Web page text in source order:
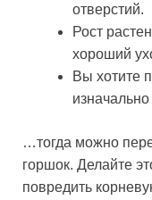
отверстий.
Рост
хороший
Вы хотите
…тогда можно
горшок. Делайте
повредить